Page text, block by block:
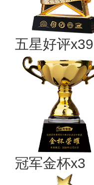
五星好评x39
冠军金杯x3